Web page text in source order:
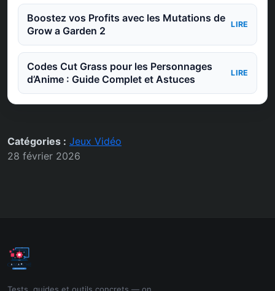
Boostez vos Profits avec les Mutations de
Grow a Garden 2
LIRE
Codes Cut Grass pour les Personnages
d’Anime : Guide Complet et Astuces
LIRE
Catégories : Jeux Vidéo
28 février 2026
Tests, guides et outils concrets — on